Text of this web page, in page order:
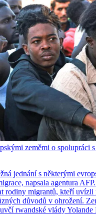
zeměmi o spolupráci
jednání s některými
napsala agentura
rodiny migrantů, kteří uvízli
důvodů v ohrožení.
rwandské vlády Yolande